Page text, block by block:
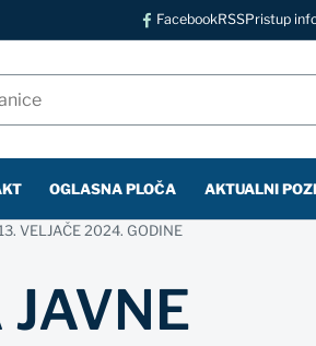
FacebookRSSPristup
OGLASNA PLOČA AKTUALNI
VELJAČE 2024. GODINE